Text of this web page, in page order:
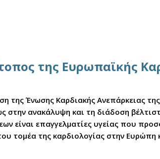
της Ευρωπαϊκής
Ένωσης Καρδιακής Ανεπάρκειας
στην ανακάλυψη και τη διάδοση
είναι επαγγελματίες υγείας που
τομέα της καρδιολογίας στην